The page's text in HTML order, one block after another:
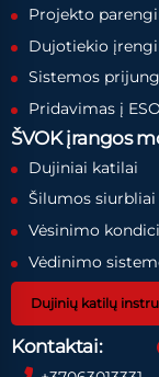
Projekto
Dujotiekio
Sistemos
Pridavimas į ESO
ŠVOK įrangos
Dujiniai katilai
Šilumos siurbliai
Vėsinimo
Vėdinimo
Dujinių katilų
Kontaktai: